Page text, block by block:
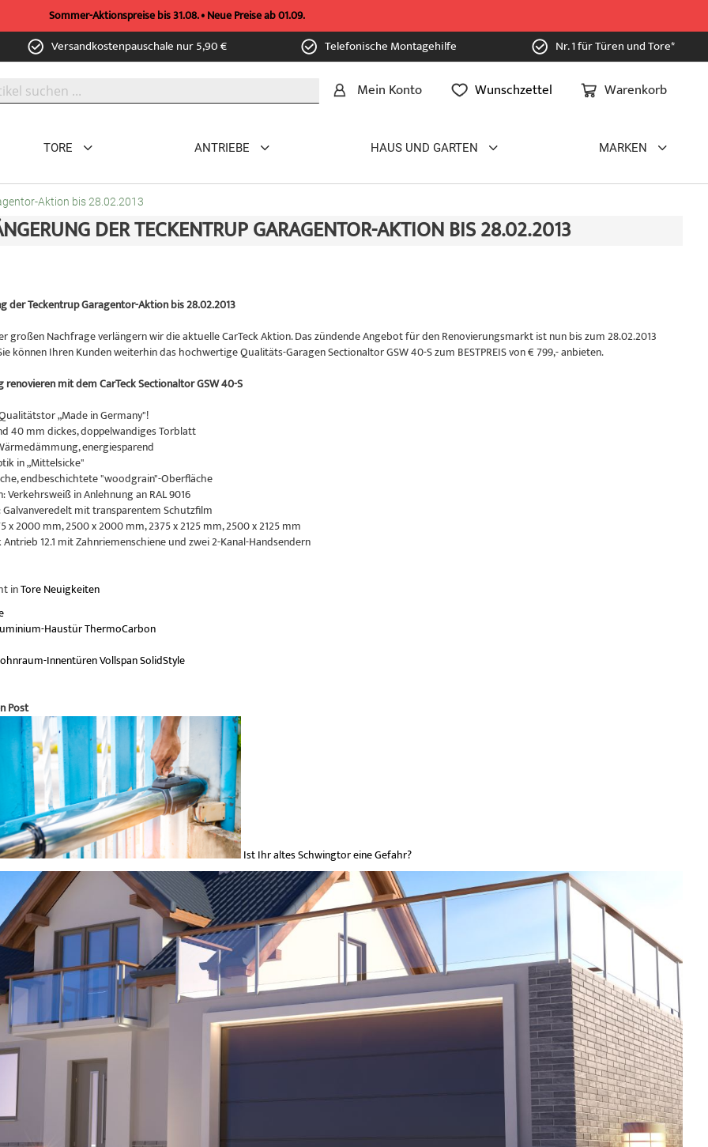
Sommer-Aktionspreise bis 31.08. • Neue Preise ab 01.09.
Versandkostenpauschale nur 5,90 € Telefonische Montagehilfe Nr. 1 für Türen und Tore*
Warenkorb
Mein Konto Wunschzettel
TORE ANTRIEBE HAUS UND GARTEN MARKEN
Aktion bis 28.02.2013
DER TECKENTRUP GARAGENTOR-AKTION BIS 28.02.2013
der Teckentrup Garagentor-Aktion bis 28.02.2013
großen Nachfrage verlängern wir die aktuelle CarTeck Aktion. Das zündende Angebot für den Renovierungsmarkt ist nun bis zum 28.02.2013
können Ihren Kunden weiterhin das hochwertige Qualitäts-Garagen Sectionaltor GSW 40-S zum BESTPREIS von € 799,- anbieten.
renovieren mit dem CarTeck Sectionaltor GSW 40-S
„Made in Germany"!
40 mm dickes, doppelwandiges Torblatt
energiesparend
in „Mittelsicke"
endbeschichtete "woodgrain"-Oberfläche
Verkehrsweiß in Anlehnung an RAL 9016
Galvanveredelt mit transparentem Schutzfilm
x 2000 mm, 2500 x 2000 mm, 2375 x 2125 mm, 2500 x 2125 mm
Antrieb 12.1 mit Zahnriemenschiene und zwei 2-Kanal-Handsendern
inTore Neuigkeiten
Haustür ThermoCarbon
Innentüren Vollspan SolidStyle
Post
Ist Ihr altes Schwingtor eine Gefahr?